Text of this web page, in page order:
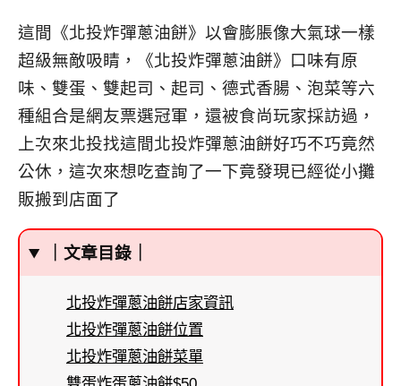
這間《北投炸彈蔥油餅》以會膨脹像大氣球一樣
超級無敵吸睛，《北投炸彈蔥油餅》口味有原
味、雙蛋、雙起司、起司、德式香腸、泡菜等六
種組合是網友票選冠軍，還被食尚玩家採訪過，
上次來北投找這間北投炸彈蔥油餅好巧不巧竟然
公休，這次來想吃查詢了一下竟發現已經從小攤
販搬到店面了
｜文章目錄｜
北投炸彈蔥油餅店家資訊
北投炸彈蔥油餅位置
北投炸彈蔥油餅菜單